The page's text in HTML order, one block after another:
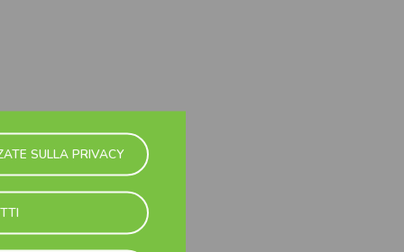
SULLA PRIVACY